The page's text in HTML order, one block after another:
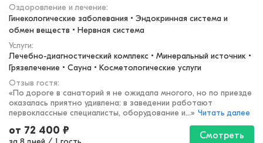
Оздоровление и лечение:
Гинекологические заболевания • Эндокринная система и
обмен веществ • Нервная система
Услуги:
Лечебно-диагностический комплекс • Минеральный источник •
Грязелечение • Сауна • Косметологические услуги
Отзыв гостя:
«По дороге в санаторий я не ожидала многого, но по приезде
оказалась приятно удивлена: в заведении работают
первоклассные специалисты, оборудование и...» Читать далее
от 72 400 ₽ Смотреть